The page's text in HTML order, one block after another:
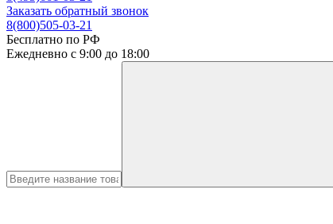
Заказать обратный звонок
8(800)505-03-21
Бесплатно по РФ
Ежедневно с 9:00 до 18:00